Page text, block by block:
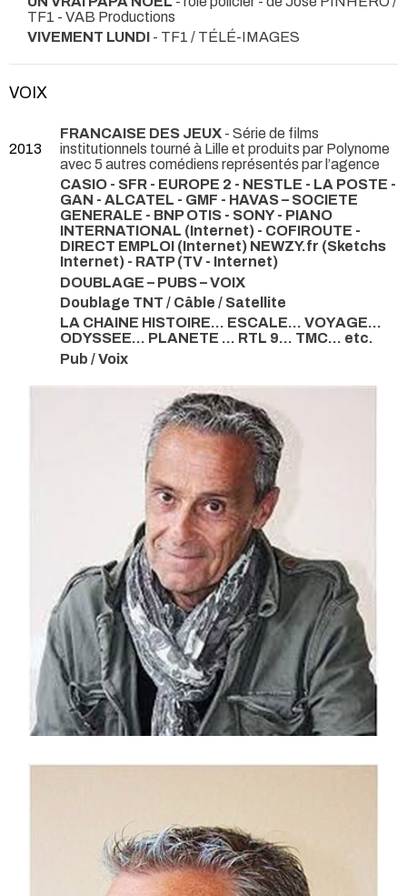
TF1 - VAB Productions
VIVEMENT LUNDI - TF1 / TÉLÉ-IMAGES
VOIX
2013
FRANCAISE DES JEUX - Série de films
institutionnels tourné à Lille et produits par Polynome
avec 5 autres comédiens représentés par l’agence
CASIO - SFR - EUROPE 2 - NESTLE - LA POSTE -
GAN - ALCATEL - GMF - HAVAS – SOCIETE
GENERALE - BNP OTIS - SONY - PIANO
INTERNATIONAL (Internet) - COFIROUTE -
DIRECT EMPLOI (Internet) NEWZY.fr (Sketchs
Internet) - RATP (TV - Internet)
DOUBLAGE – PUBS – VOIX
Doublage TNT / Câble / Satellite
LA CHAINE HISTOIRE… ESCALE… VOYAGE…
ODYSSEE… PLANETE … RTL 9… TMC… etc.
Pub / Voix